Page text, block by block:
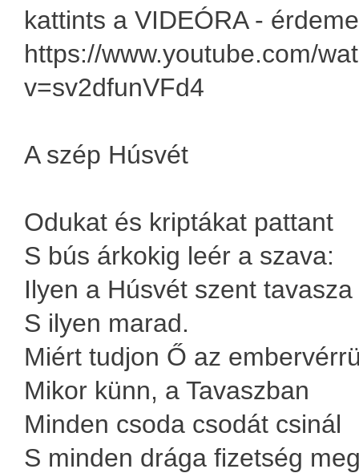
kattints a VIDEÓRA -
https://www.youtube.com/
v=sv2dfunVFd4
A szép Húsvét
Odukat és kriptákat pattant
S bús árkokig leér a szava:
Ilyen a Húsvét szent tavasza
S ilyen marad.
Miért tudjon Ő az
Mikor künn, a Tavaszban
Minden csoda csodát csinál
S minden drága fizetség